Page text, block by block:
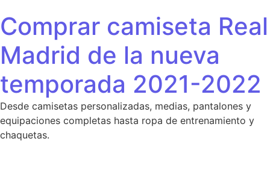
Comprar camiseta Real
Madrid de la nueva
temporada 2021-2022
Desde camisetas personalizadas, medias, pantalones y
equipaciones completas hasta ropa de entrenamiento y
chaquetas.